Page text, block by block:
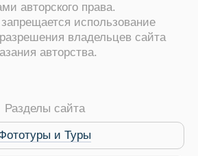
авторского права.
запрещается использование
владельцев сайта
авторства.
Разделы сайта
и Туры